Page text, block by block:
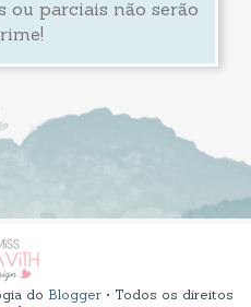
ou parciais não serão
do Blogger • Todos os direitos